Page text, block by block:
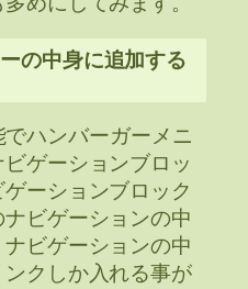
の中身に追加する
ハンバーガーメニ
ゲーションブロッ
ーションブロック
ビゲーションの中
ビゲーションの中
クしか入れる事が